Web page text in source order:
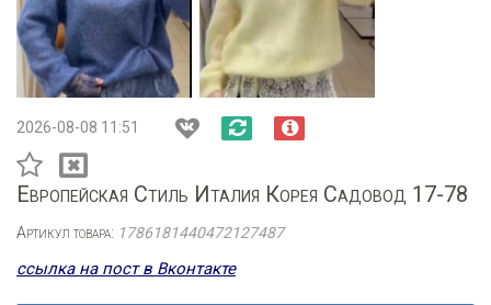
2026-08-08 11:51
Европейская Стиль Италия Корея Садовод 17-78
Артикул товара: 1786181440472127487
ссылка на пост в Вконтакте